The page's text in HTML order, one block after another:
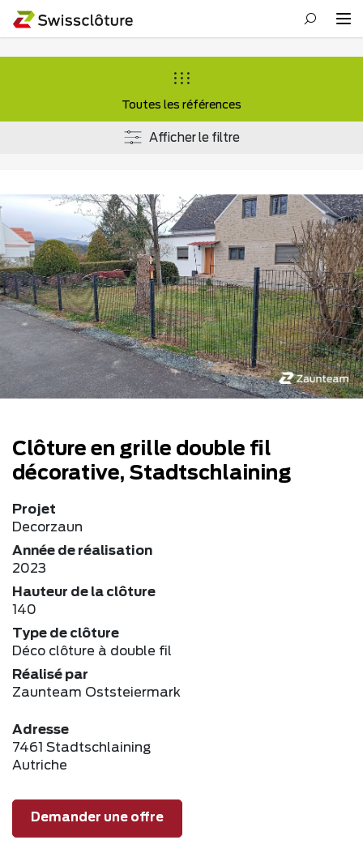
Toutes les références
Afficher le filtre
Clôture en grille double fil
décorative, Stadtschlaining
Projet
Decorzaun
Année de réalisation
2023
Hauteur de la clôture
140
Type de clôture
Déco clôture à double fil
Réalisé par
Zaunteam Oststeiermark
Adresse
7461 Stadtschlaining
Autriche
Demander une offre